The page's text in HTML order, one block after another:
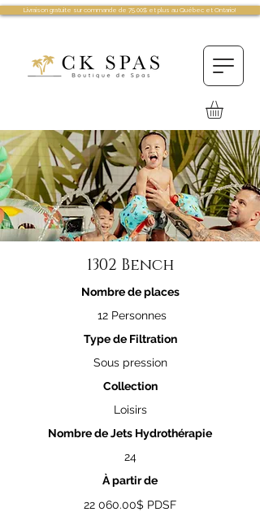
Livraison gratuite sur commande de 75.00$ et plus au Québec et Ontario!
1302 Bench
Nombre de places
12 Personnes
Type de Filtration
Sous pression
Collection
Loisirs
Nombre de Jets Hydrothérapie
24
À partir de
22 060.00$ PDSF